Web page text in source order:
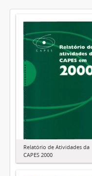
Relatório de Atividades da
CAPES 2000